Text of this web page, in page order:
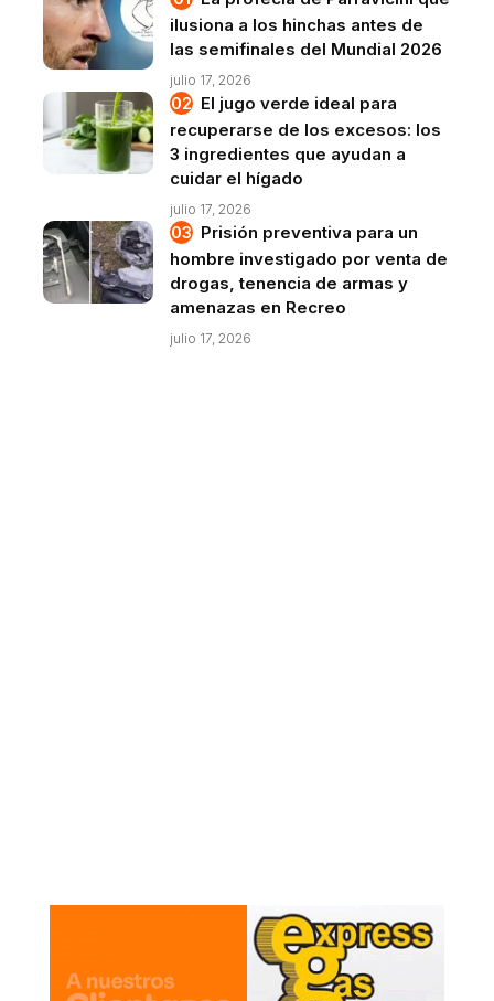
ilusiona a los hinchas antes de
las semifinales del Mundial 2026
julio 17, 2026
El jugo verde ideal para
recuperarse de los excesos: los
3 ingredientes que ayudan a
cuidar el hígado
julio 17, 2026
Prisión preventiva para un
hombre investigado por venta de
drogas, tenencia de armas y
amenazas en Recreo
julio 17, 2026